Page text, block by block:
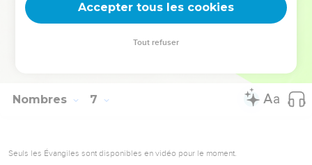
L'Eternel fasse luire sa face sur toi, et te fasse grâce.
Nombres 7
Seuls les Évangiles sont disponibles en vidéo pour le moment.
Accepter tous les cookies
Tout refuser